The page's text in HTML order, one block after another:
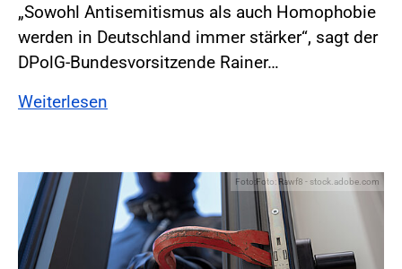
„Sowohl Antisemitismus als auch Homophobie
werden in Deutschland immer stärker“, sagt der
DPolG-Bundesvorsitzende Rainer…
Weiterlesen
Foto:Foto: Rawf8 - stock.adobe.com